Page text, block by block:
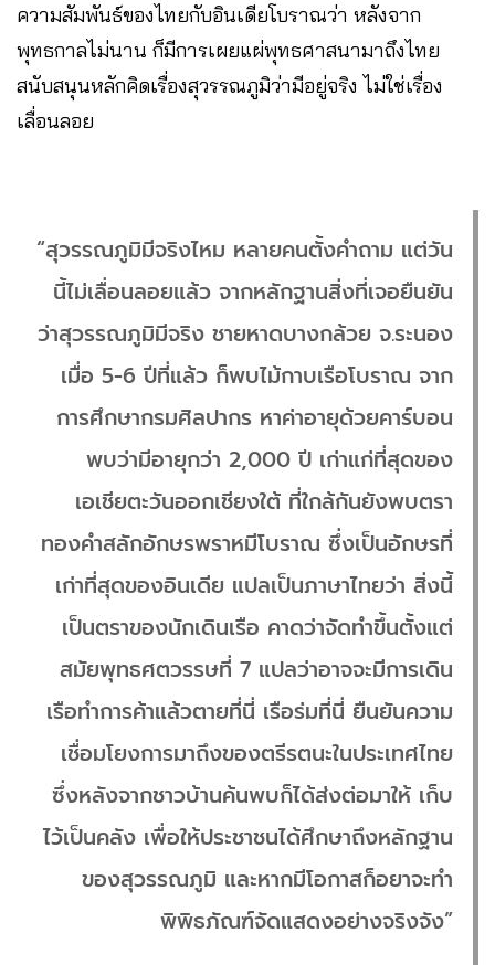
ความสัมพันธ์ของไทยกับอินเดียโบราณว่า หลังจาก
พุทธกาลไม่นาน ก็มีการเผยแผ่พุทธศาสนามาถึงไทย
สนับสนุนหลักคิดเรื่องสุวรรณภูมิว่ามีอยู่จริง ไม่ใช่เรื่อง
เลื่อนลอย
“สุวรรณภูมิมีจริงไหม หลายคนตั้งคำถาม แต่วัน
นี้ไม่เลื่อนลอยแล้ว จากหลักฐานสิ่งที่เจอยืนยัน
ว่าสุวรรณภูมิมีจริง ชายหาดบางกล้วย จ.ระนอง
เมื่อ 5-6 ปีที่แล้ว ก็พบไม้กาบเรือโบราณ จาก
การศึกษากรมศิลปากร หาค่าอายุด้วยคาร์บอน
พบว่ามีอายุกว่า 2,000 ปี เก่าแก่ที่สุดของ
เอเชียตะวันออกเชียงใต้ ที่ใกล้กันยังพบตรา
ทองคำสลักอักษรพราหมีโบราณ ซึ่งเป็นอักษรที่
เก่าที่สุดของอินเดีย แปลเป็นภาษาไทยว่า สิ่งนี้
เป็นตราของนักเดินเรือ คาดว่าจัดทำขึ้นตั้งแต่
สมัยพุทธศตวรรษที่ 7 แปลว่าอาจจะมีการเดิน
เรือทำการค้าแล้วตายที่นี่ เรือร่มที่นี่ ยืนยันความ
เชื่อมโยงการมาถึงของตรีรตนะในประเทศไทย
ซึ่งหลังจากชาวบ้านค้นพบก็ได้ส่งต่อมาให้ เก็บ
ไว้เป็นคลัง เพื่อให้ประชาชนได้ศึกษาถึงหลักฐาน
ของสุวรรณภูมิ และหากมีโอกาสก็อยาจะทำ
พิพิธภัณฑ์จัดแสดงอย่างจริงจัง”